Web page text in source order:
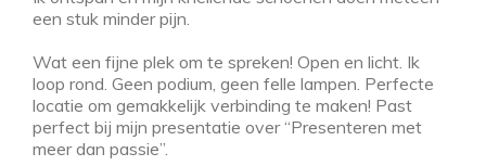
een stuk minder pijn.
Wat een fijne plek om te spreken! Open en licht. Ik
loop rond. Geen podium, geen felle lampen. Perfecte
locatie om gemakkelijk verbinding te maken! Past
perfect bij mijn presentatie over “Presenteren met
meer dan passie”.